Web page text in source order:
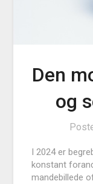
Den
og
I 2024 er
konstant
mandebillede